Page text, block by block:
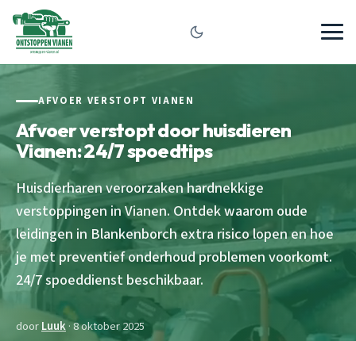
AFVOER VERSTOPT VIANEN
Afvoer verstopt door huisdieren
Vianen: 24/7 spoedtips
Huisdierharen veroorzaken hardnekkige
verstoppingen in Vianen. Ontdek waarom oude
leidingen in Blankenborch extra risico lopen en hoe
je met preventief onderhoud problemen voorkomt.
24/7 spoeddienst beschikbaar.
doorLuuk· 8 oktober 2025